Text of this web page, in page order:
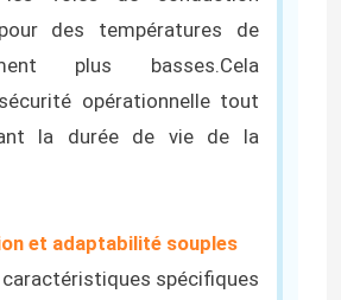
des températures de
plus basses.Cela
opérationnelle tout
la durée de vie de la
et adaptabilité souples
caractéristiques spécifiques